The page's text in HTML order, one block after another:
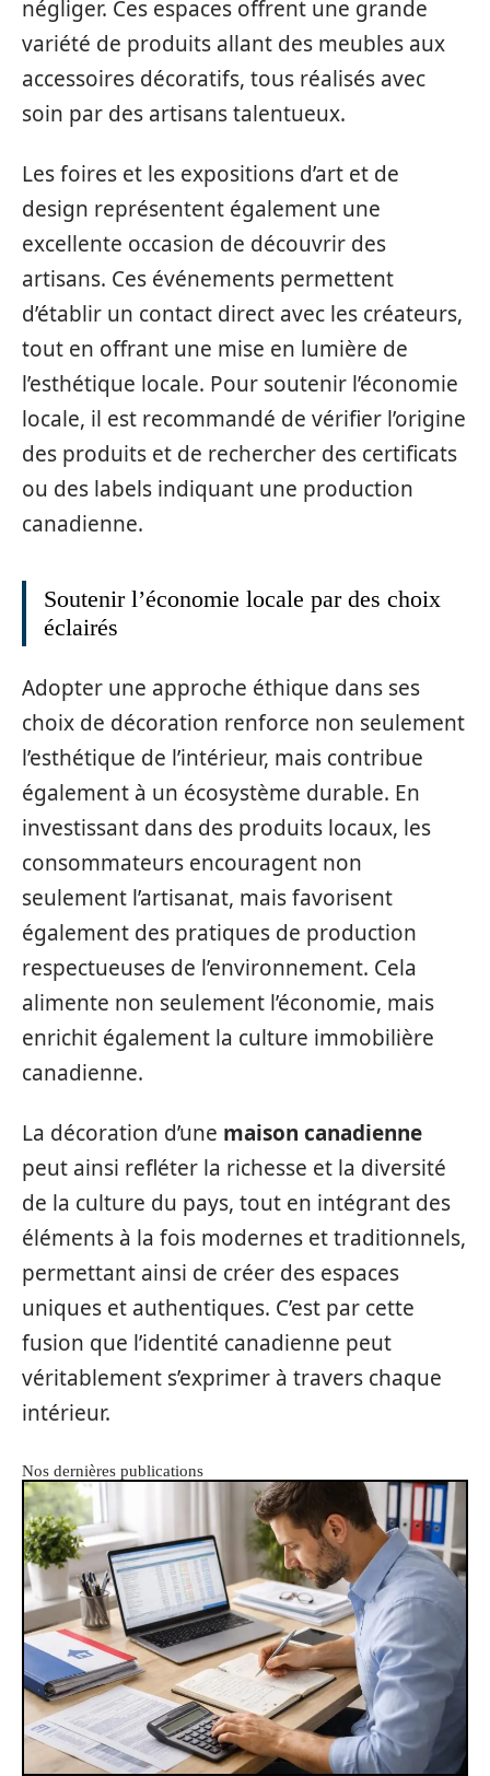
négliger. Ces espaces offrent une grande
variété de produits allant des meubles aux
accessoires décoratifs, tous réalisés avec
soin par des artisans talentueux.
Les foires et les expositions d’art et de
design représentent également une
excellente occasion de découvrir des
artisans. Ces événements permettent
d’établir un contact direct avec les créateurs,
tout en offrant une mise en lumière de
l’esthétique locale. Pour soutenir l’économie
locale, il est recommandé de vérifier l’origine
des produits et de rechercher des certificats
ou des labels indiquant une production
canadienne.
Soutenir l’économie locale par des choix
éclairés
Adopter une approche éthique dans ses
choix de décoration renforce non seulement
l’esthétique de l’intérieur, mais contribue
également à un écosystème durable. En
investissant dans des produits locaux, les
consommateurs encouragent non
seulement l’artisanat, mais favorisent
également des pratiques de production
respectueuses de l’environnement. Cela
alimente non seulement l’économie, mais
enrichit également la culture immobilière
canadienne.
La décoration d’une maison canadienne
peut ainsi refléter la richesse et la diversité
de la culture du pays, tout en intégrant des
éléments à la fois modernes et traditionnels,
permettant ainsi de créer des espaces
uniques et authentiques. C’est par cette
fusion que l’identité canadienne peut
véritablement s’exprimer à travers chaque
intérieur.
Nos dernières publications